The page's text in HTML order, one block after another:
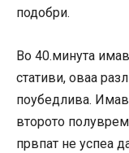
подобри.
Во 40.минута
стативи, оваа
поубедлива.
второто
првпат не успеа